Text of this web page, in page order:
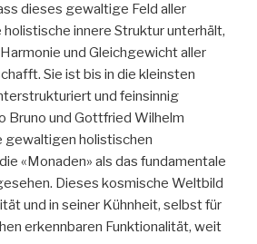
dieses gewaltige Feld aller
innere Struktur unterhält,
und Gleichgewicht aller
Sie ist bis in die kleinsten
und feinsinnig
Bruno und Gottfried Wilhelm
gewaltigen holistischen
«Monaden» als das fundamentale
Dieses kosmische Weltbild
und in seiner Kühnheit, selbst für
erkennbaren Funktionalität, weit